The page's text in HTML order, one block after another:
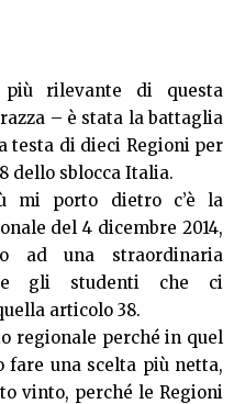
più rilevante di questa
– è stata la battaglia
testa di dieci Regioni per
dello sblocca Italia.
mi porto dietro c’è la
del 4 dicembre 2014,
ad una straordinaria
gli studenti che ci
articolo 38.
regionale perché in quel
fare una scelta più netta,
vinto, perché le Regioni